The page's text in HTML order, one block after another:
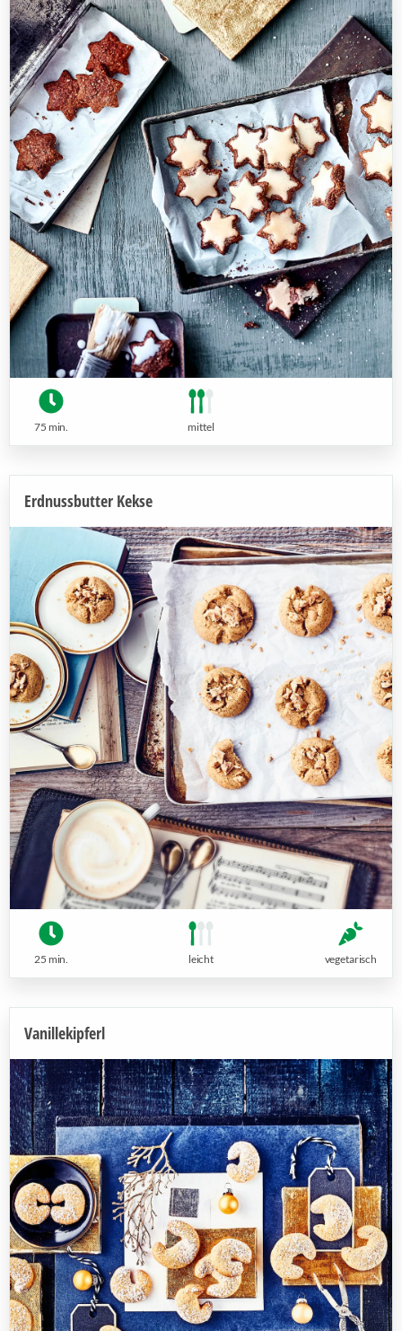
75 min. mittel
Erdnussbutter Kekse
25 min. leicht vegetarisch
Vanillekipferl